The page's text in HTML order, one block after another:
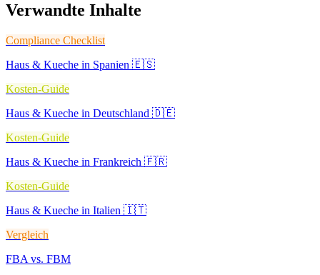
Verwandte Inhalte
Compliance Checklist
Haus & Kueche in Spanien 🇪🇸
Kosten-Guide
Haus & Kueche in Deutschland 🇩🇪
Kosten-Guide
Haus & Kueche in Frankreich 🇫🇷
Kosten-Guide
Haus & Kueche in Italien 🇮🇹
Vergleich
FBA vs. FBM